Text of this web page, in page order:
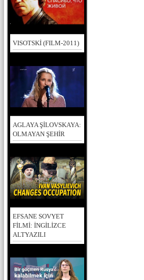
VISOTSKİ (FILM-2011)
AGLAYA ŞİLOVSKAYA:
OLMAYAN ŞEHİR
EFSANE SOVYET
FİLMİ: İNGİLİZCE
ALTYAZILI